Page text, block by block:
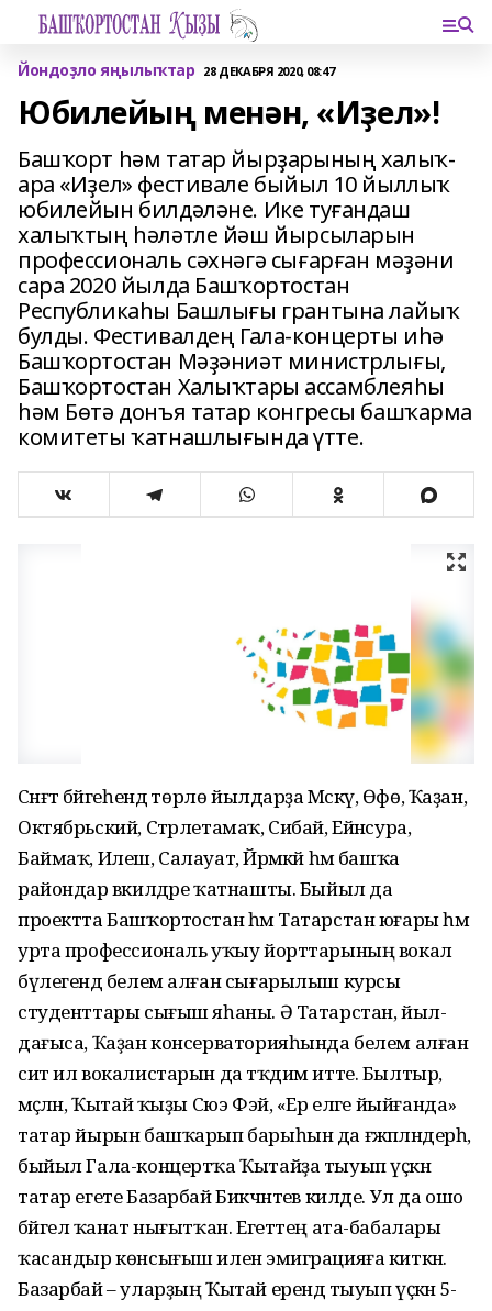
Йондоҙло яңылыҡтар 28 ДЕКАБРЯ 2020, 08:47
Юбилейың менән, «Иҙел»!
Башҡорт һәм татар йырҙарының халыҡ-
ара «Иҙел» фестивале быйыл 10 йыллыҡ
юбилейын билдәләне. Ике туғандаш
халыҡтың һәләтле йәш йырсыларын
профессиональ сәхнәгә сығарған мәҙәни
сара 2020 йылда Башҡортостан
Республикаһы Башлығы грантына лайыҡ
булды. Фестивалдең Гала-концерты иһә
Башҡортостан Мәҙәниәт министрлығы,
Башҡортостан Халыҡтары ассамблеяһы
һәм Бөтә донъя татар конгресы башҡарма
комитеты ҡатнашлығында үтте.
Сәнғәт бәйгеһендә төрлө йылдарҙа Мәскәү, Өфө, Ҡаҙан,
Октябрьский, Стәрлетамаҡ, Сибай, Ейәнсура,
Баймаҡ, Илеш, Салауат, Йәрмәкәй һәм башҡа
райондар вәкилдәре ҡатнашты. Быйыл да
проектта Баш­ҡортостан һәм Татарстан юғары һәм
урта профессиональ уҡыу йортта­рының вокал
бүлегендә белем алған сығарылыш курсы
студенттары сығыш яһаны. Ә Татарстан, йыл­
дағыса, Ҡаҙан консервато­рияһында белем алған
сит ил вокалистарын да тәҡдим итте. Былтыр,
мәҫәлән, Ҡытай ҡыҙы Сюэ Фэй, «Ер еләге йыйғанда»
татар йырын башҡарып барыһын да ғәжәп­ләндерһә,
быйыл Гала-концертҡа Ҡытайҙа тыуып үҫкән
татар егете Базарбай Бик­чәнтәев килде. Ул да ошо
бәйгелә ҡанат нығытҡан. Егеттең ата-бабалары
ҡасандыр көнсығыш иленә эмиграцияға киткән.
Базарбай – уларҙың Ҡытай ерендә тыуып үҫкән 5-